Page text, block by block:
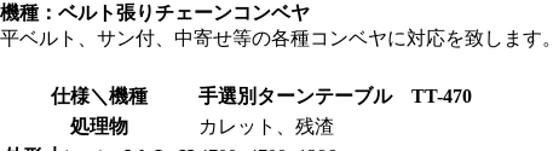
機種：ベルト張りチェーンコンベヤ
平ベルト、サン付、中寄せ等の各種コンベヤに対応を致します。
仕様＼機種
手選別ターンテーブル TT-470
処理物
カレット、残渣